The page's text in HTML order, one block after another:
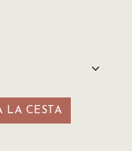
LA CESTA​​